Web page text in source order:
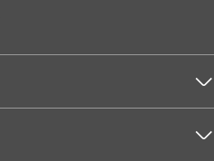
seta_baixo
seta_baixo